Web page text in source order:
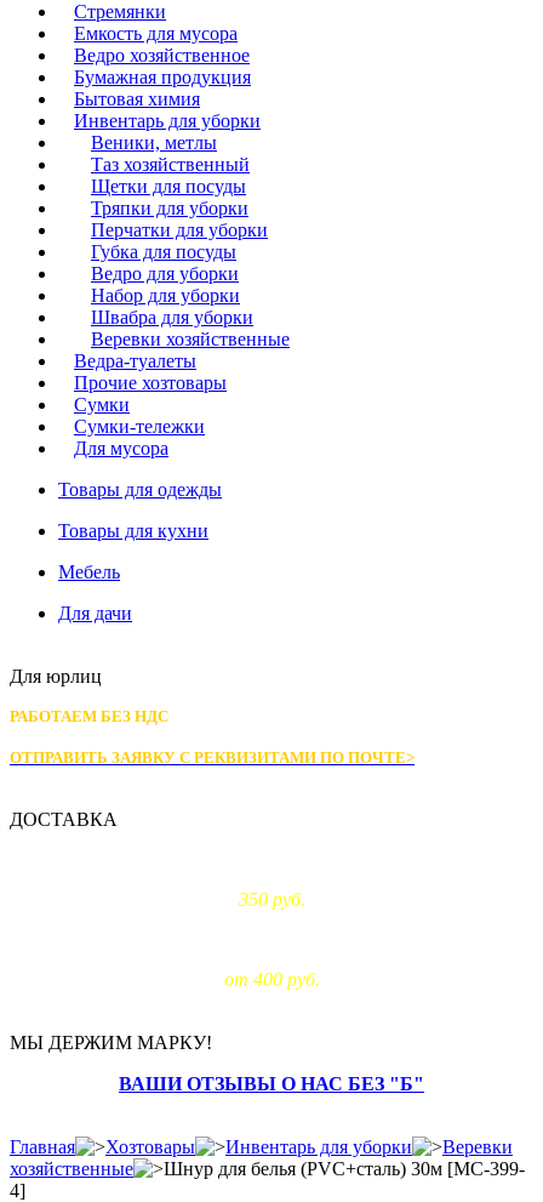
Стремянки
Емкость для мусора
Ведро хозяйственное
Бумажная продукция
Бытовая химия
Инвентарь для уборки
Веники, метлы
Таз хозяйственный
Щетки для посуды
Тряпки для уборки
Перчатки для уборки
Губка для посуды
Ведро для уборки
Набор для уборки
Швабра для уборки
Веревки хозяйственные
Ведра-туалеты
Прочие хозтовары
Сумки
Сумки-тележки
Для мусора
Товары для одежды
Товары для кухни
Мебель
Для дачи
Для юрлиц
РАБОТАЕМ БЕЗ НДС
ОТПРАВИТЬ ЗАЯВКУ С РЕКВИЗИТАМИ ПО ПОЧТЕ>
ДОСТАВКА
350 руб.
от 400 руб.
МЫ ДЕРЖИМ МАРКУ!
ВАШИ ОТЗЫВЫ О НАС БЕЗ "Б"
Главная Хозтовары Инвентарь для уборки
Веревки
хозяйственные
Шнур для белья (PVC+сталь) 30м [MC-399-
4]